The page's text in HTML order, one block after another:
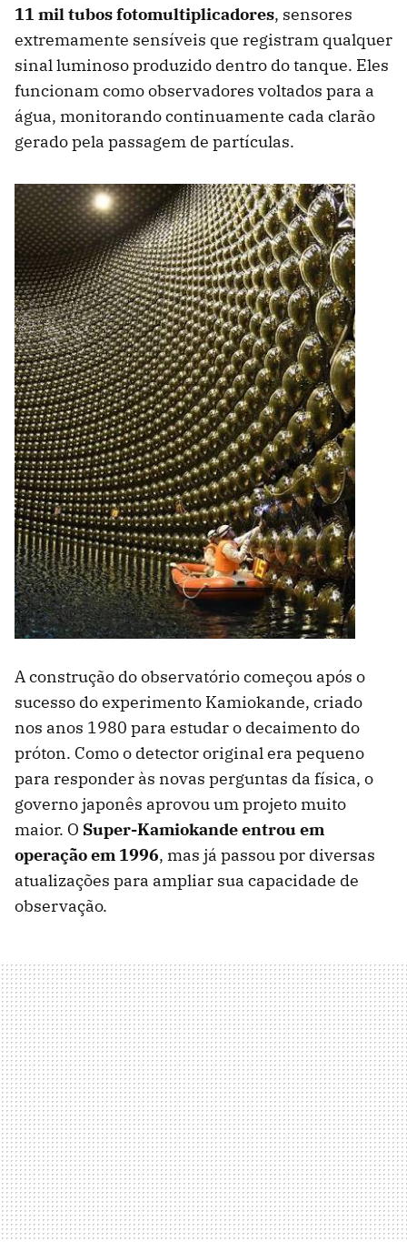
11 mil tubos fotomultiplicadores, sensores
extremamente sensíveis que registram qualquer
sinal luminoso produzido dentro do tanque. Eles
funcionam como observadores voltados para a
água, monitorando continuamente cada clarão
gerado pela passagem de partículas.
A construção do observatório começou após o
sucesso do experimento Kamiokande, criado
nos anos 1980 para estudar o decaimento do
próton. Como o detector original era pequeno
para responder às novas perguntas da física, o
governo japonês aprovou um projeto muito
maior. O Super-Kamiokande entrou em
operação em 1996, mas já passou por diversas
atualizações para ampliar sua capacidade de
observação.